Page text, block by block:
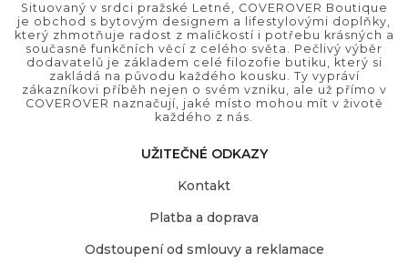
Situovaný v srdci pražské Letné, COVEROVER Boutique
je obchod s bytovým designem a lifestylovými doplňky,
který zhmotňuje radost z maličkostí i potřebu krásných a
současně funkčních věcí z celého světa. Pečlivý výběr
dodavatelů je základem celé filozofie butiku, který si
zakládá na původu každého kousku. Ty vypráví
zákazníkovi příběh nejen o svém vzniku, ale už přímo v
COVEROVER naznačují, jaké místo mohou mít v životě
každého z nás.
UŽITEČNÉ ODKAZY
Kontakt
Platba a doprava
Odstoupení od smlouvy a reklamace